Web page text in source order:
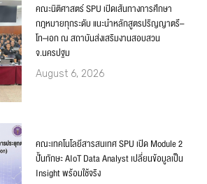
คณะนิติศาสตร์ SPU เปิดเส้นทางการศึกษา
กฎหมายทุกระดับ แนะนำหลักสูตรปริญญาตรี–
โท–เอก ณ สถาบันส่งเสริมงานสอบสวน
จ.นครปฐม
August 6, 2026
คณะเทคโนโลยีสารสนเทศ SPU เปิด Module 2
ปั้นทักษะ AIoT Data Analyst เปลี่ยนข้อมูลเป็น
Insight พร้อมใช้จริง